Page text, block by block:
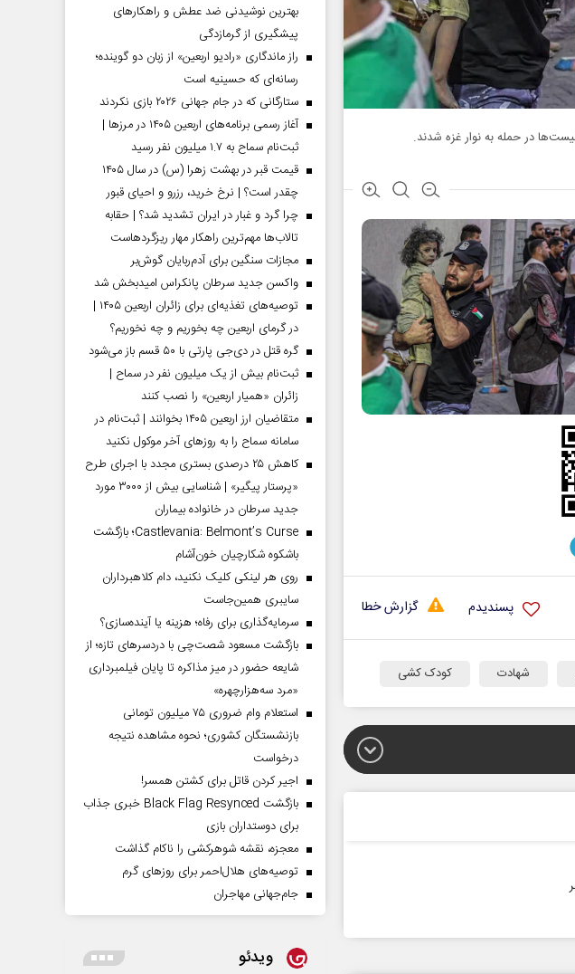
گزارش خطا پسندیدم
شهادت کودک کشی
بهترین نوشیدنی ضد عطش و راهکارهای
پیشگیری از گرمازدگی
راز ماندگاری «رادیو اربعین» از زبان دو گوینده؛
رسانه‌ای که حسینیه است
ستارگانی که در جام جهانی ۲۰۲۶ بازی نکردند
آغاز رسمی برنامه‌های اربعین ۱۴۰۵ در مرز‌ها |
ثبت‌نام سماح به ۱.۷ میلیون نفر رسید
قیمت قبر در بهشت زهرا (س) در سال ۱۴۰۵
چقدر است؟ | نرخ خرید، رزرو و احیای قبور
چرا گرد و غبار در ایران تشدید شد؟ | حقابه
تالاب‌ها مهم‌ترین راهکار مهار ریزگردهاست
مجازات سنگین برای آدم‌ربایان گوش‌بر
واکسن جدید سرطان پانکراس امیدبخش شد
توصیه‌های تغذیه‌ای برای زائران اربعین ۱۴۰۵ |
در گرمای اربعین چه بخوریم و چه نخوریم؟
گره قتل در دی‌جی پارتی با ۵۰ قسم باز می‌شود
ثبت‌نام بیش از یک میلیون نفر در سماح |
زائران «همیار اربعین» را نصب کنند
متقاضیان ارز اربعین ۱۴۰۵ بخوانند | ثبت‌نام در
سامانه سماح را به روز‌های آخر موکول نکنید
کاهش ۲۵ درصدی بستری مجدد با اجرای طرح
«پرستار پیگیر» | شناسایی بیش از ۳۰۰۰ مورد
جدید سرطان در خانواده بیماران
Castlevania: Belmont’s Curse؛ بازگشت
باشکوه شکارچیان خون‌آشام
روی هر لینکی کلیک نکنید، دام کلاهبرداران
سایبری همین‌جاست
سرمایه‌گذاری برای رفاه؛ هزینه یا آینده‌سازی؟
بازگشت مسعود شصت‌چی با دردسر‌های تازه؛ از
شایعه حضور در میز مذاکره تا پایان فیلمبرداری
«مرد سه‌هزارچهره»
استعلام وام ضروری ۷۵ میلیون تومانی
بازنشستگان کشوری؛ نحوه مشاهده نتیجه
درخواست
اجیر کردن قاتل برای کشتن همسر!
بازگشت Black Flag Resynced خبری جذاب
برای دوستداران بازی
معجزه، نقشه شوهرکشی را ناکام گذاشت
توصیه‌های هلال‌احمر برای روز‌های گرم
جام‌جهانی مهاجران
ویدئو